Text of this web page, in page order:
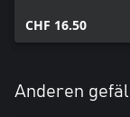
CHF 16.50
Anderen